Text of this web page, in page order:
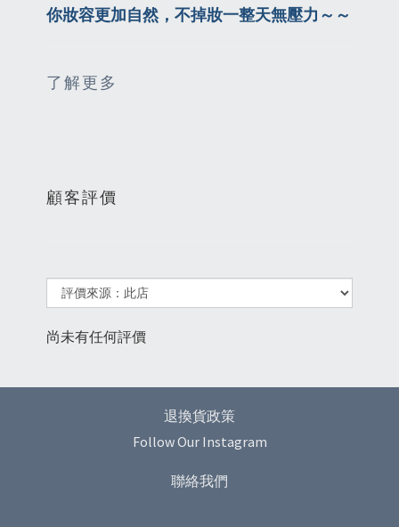
你妝容更加自然，不掉妝一整天無壓力～～
了解更多
顧客評價
尚未有任何評價
退換貨政策
Follow Our Instagram
聯絡我們